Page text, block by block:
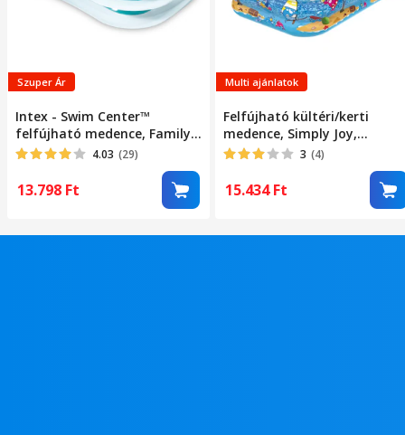
Szuper Ár
Intex - Swim Center™
felfújható medence, Family
pool, 262 x 175 x 56 cm
4.03 (29)
13.798 Ft
Multi ajánlatok
Felfújható kültéri/kerti
medence, Simply Joy,
felnőtteknek vagy
gyerekeknek, felfújható
puha padlóval, méretek 180
x 135 x 55 cm, 3 felfújható
egyszerű és gyors telepítés,
3 (4)
15.434Ft